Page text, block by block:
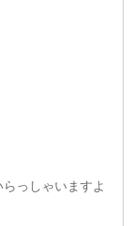
っしゃいますよ